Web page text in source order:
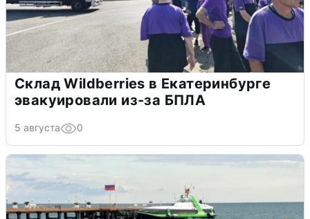
Склад Wildberries в Екатеринбурге
эвакуировали из-за БПЛА
5 августа 0